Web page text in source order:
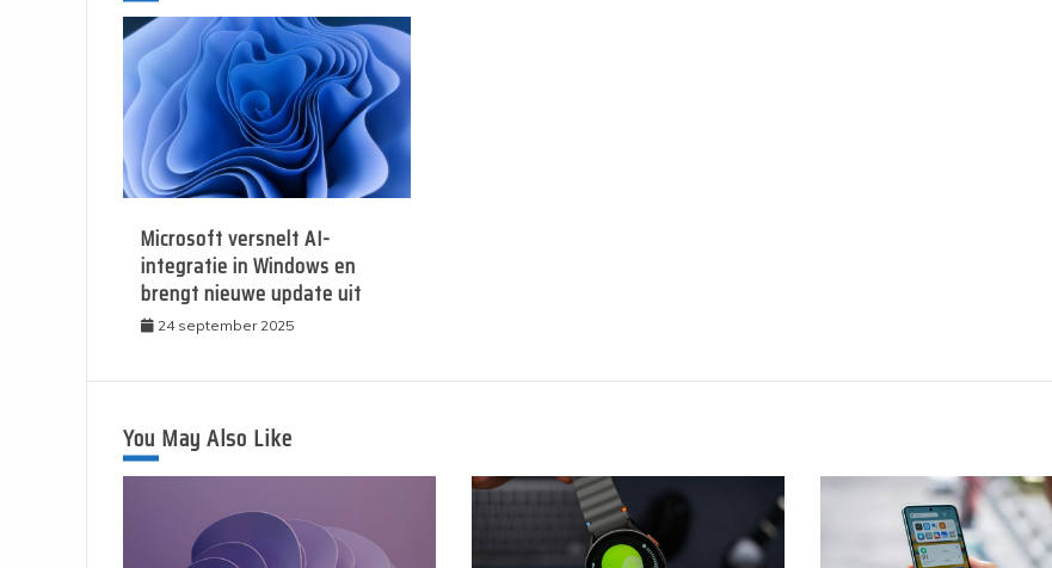
Microsoft versnelt AI-
integratie in Windows en
brengt nieuwe update uit
24 september 2025
You May Also Like